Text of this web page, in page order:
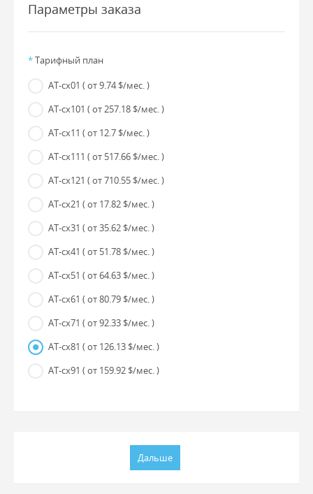
Параметры заказа
*Тарифный план
AT-cx01 ( от 9.74 $/мес. )
AT-cx101 ( от 257.18 $/мес. )
AT-cx11 ( от 12.7 $/мес. )
AT-cx111 ( от 517.66 $/мес. )
AT-cx121 ( от 710.55 $/мес. )
AT-cx21 ( от 17.82 $/мес. )
AT-cx31 ( от 35.62 $/мес. )
AT-cx41 ( от 51.78 $/мес. )
AT-cx51 ( от 64.63 $/мес. )
AT-cx61 ( от 80.79 $/мес. )
AT-cx71 ( от 92.33 $/мес. )
AT-cx81 ( от 126.13 $/мес. )
AT-cx91 ( от 159.92 $/мес. )